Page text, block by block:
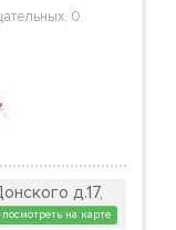
, 0
д.17,
посмотреть на карте